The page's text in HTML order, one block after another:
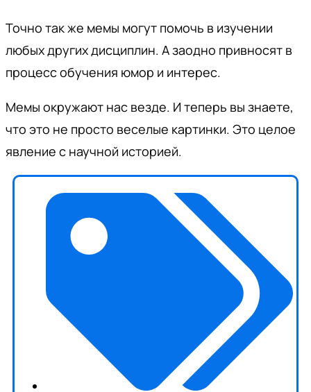
Точно так же мемы могут помочь в изучении
любых других дисциплин. А заодно привносят в
процесс обучения юмор и интерес.
Мемы окружают нас везде. И теперь вы знаете,
что это не просто веселые картинки. Это целое
явление с научной историей.